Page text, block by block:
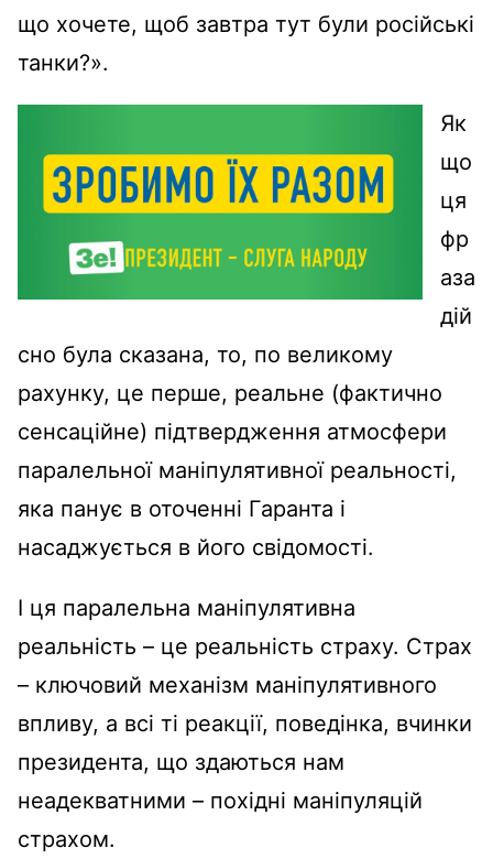
що хочете, щоб завтра тут були російські
танки?».
Як
що
ця
фр
аза
дій
сно була сказана, то, по великому
рахунку, це перше, реальне (фактично
сенсаційне) підтвердження атмосфери
паралельної маніпулятивної реальності,
яка панує в оточенні Гаранта і
насаджується в його свідомості.
І ця паралельна маніпулятивна
реальність – це реальність страху. Страх
– ключовий механізм маніпулятивного
впливу, а всі ті реакції, поведінка, вчинки
президента, що здаються нам
неадекватними – похідні маніпуляцій
страхом.